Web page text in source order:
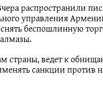
распространили
управления
беспошлинную
страны, ведет к
санкции против